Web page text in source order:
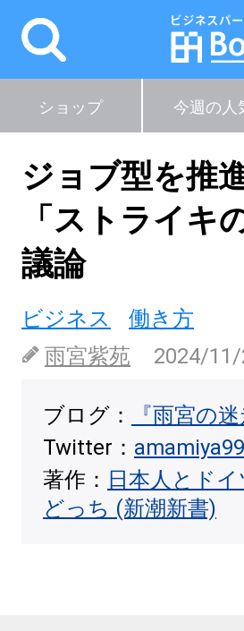
ショップ 今週の人
ジョブ型を推
「ストライキ
議論
ビジネス
働き方
雨宮紫苑
2024/
ブログ：
『雨宮の
Twitter：
著作： 日本人とド
どっち (新潮新書)